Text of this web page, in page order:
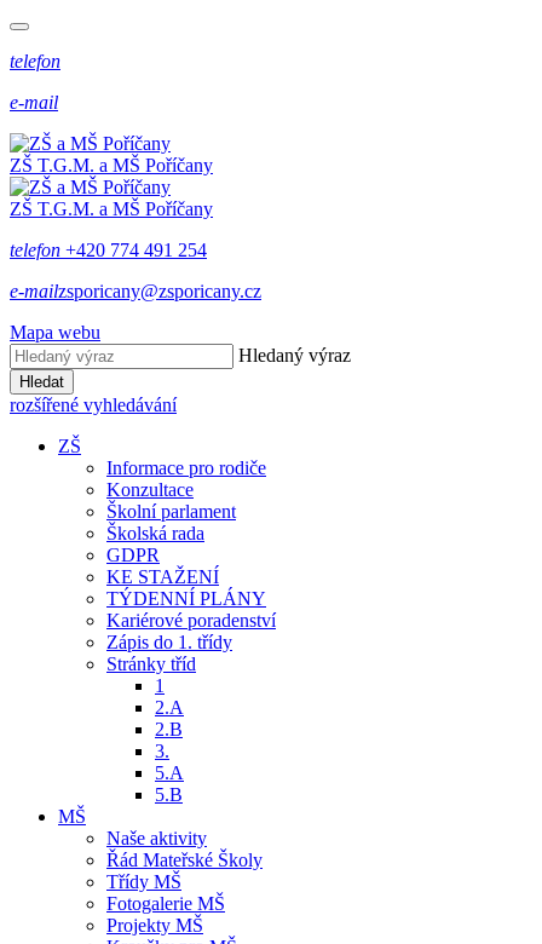
telefon
e-mail
ZŠ T.G.M. a MŠ Poříčany
ZŠ T.G.M. a MŠ Poříčany
telefon +420 774 491 254
e-mailzsporicany@zsporicany.cz
Mapa webu
Hledaný výraz
Hledat
rozšířené vyhledávání
ZŠ
Informace pro rodiče
Konzultace
Školní parlament
Školská rada
GDPR
KE STAŽENÍ
TÝDENNÍ PLÁNY
Kariérové poradenství
Zápis do 1. třídy
Stránky tříd
1
2.A
2.B
3.
5.A
5.B
MŠ
Naše aktivity
Řád Mateřské Školy
Třídy MŠ
Fotogalerie MŠ
Projekty MŠ